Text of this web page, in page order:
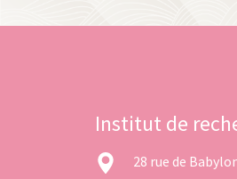
Institut de
28 rue de